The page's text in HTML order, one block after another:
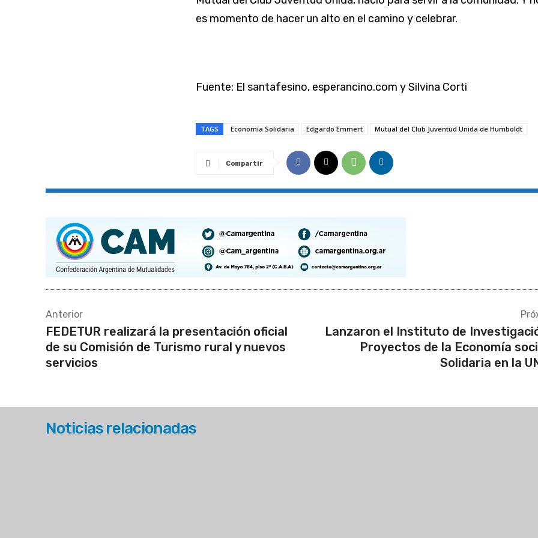
es momento de hacer un alto en el camino y celebrar.
Fuente: El santafesino, esperancino.com y Silvina Corti
TAGS Economía Solidaria Edgardo Emmert Mutual del Club Juventud Unida de Humboldt
Compartir
Anterior
FEDETUR realizará la presentación oficial
de su Comisión de Turismo rural y nuevos
servicios
Lanzaron el Instituto de
Proyectos de la Economía
Solidaria en la
Noticias relacionadas